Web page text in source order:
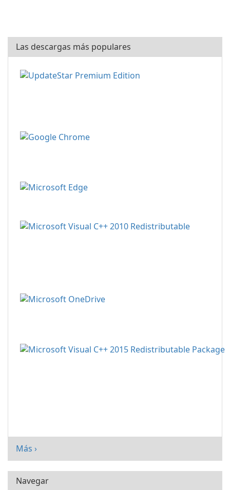
Las descargas más populares
Más ›
Navegar